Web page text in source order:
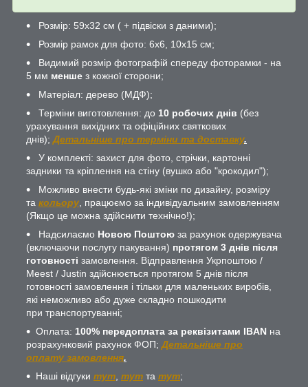
Розмір: 59х32 см ( + підвіски з даними);
Розмір рамок для фото: 6х6, 10х15 см;
Видимий розмір фотографій спереду фоторамки - на
5 мм менше з кожної сторони;
Матеріал: дерево (МДФ);
Терміни виготовлення: до 10 робочих днів (без
урахування вихідних та офіційних святкових
днів); Детальніше про терміни та доставку.
У комплекті: захист для фото, стрічки, картонні
задники та кріплення на стіну (вушко або "крокодил");
Можливо внести будь-які зміни по дизайну, розміру
та кольору , працюємо за індивідуальним замовленням
(Якщо це можна здійснити технічно!);
Надсилаємо Новою Поштою за рахунок одержувача
(включаючи послугу пакування) протягом 3 днів після
готовності замовлення. Відправлення Укрпоштою /
Meest / Justin здійснюється протягом 5 днів після
готовності замовлення і тільки для маленьких виробів,
які неможливо або дуже складно пошкодити
при транспортуванні;
Оплата: 100% передоплата за реквізитами IBAN на
розрахунковий рахунок ФОП; Детальніше про
оплату замовлення.
Наші відгуки тут тут та тут;